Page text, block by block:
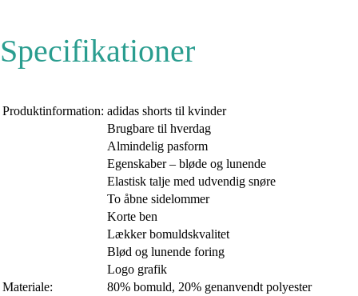
Specifikationer
Produktinformation: adidas shorts til kvinder
Brugbare til hverdag
Almindelig pasform
Egenskaber – bløde og lunende
Elastisk talje med udvendig snøre
To åbne sidelommer
Korte ben
Lækker bomuldskvalitet
Blød og lunende foring
Logo grafik
Materiale:
80% bomuld, 20% genanvendt polyester